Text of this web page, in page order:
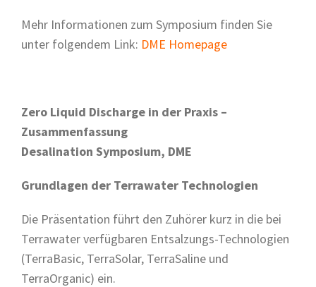
Mehr Informationen zum Symposium finden Sie
unter folgendem Link: DME Homepage
Zero Liquid Discharge in der Praxis –
Zusammenfassung
Desalination Symposium, DME
Grundlagen der Terrawater Technologien
Die Präsentation führt den Zuhörer kurz in die bei
Terrawater verfügbaren Entsalzungs-Technologien
(TerraBasic, TerraSolar, TerraSaline und
TerraOrganic) ein.